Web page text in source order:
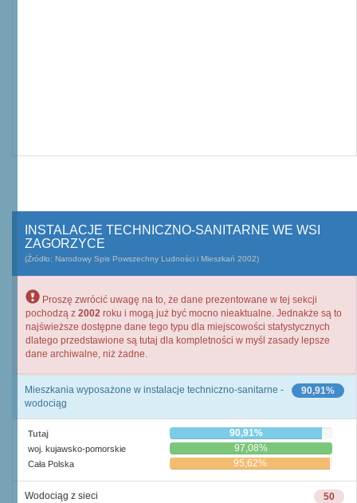
INSTALACJE TECHNICZNO-SANITARNE WE WSI
ZAGORZYCE
(Źródło: Narodowy Spis Powszechny Ludności i Mieszkań 2002)
Proszę zwrócić uwagę na to, że dane prezentowane w tej sekcji
pochodzą z 2002 roku i mogą już być mocno nieaktualne. Jednakże są to
najświeższe dostępne dane tego typu dla miejscowości statystycznych
dlatego przedstawione są tutaj dla kompletności w myśl zasady lepsze
dane archiwalne, niż żadne.
90,91%
Mieszkania wyposażone w instalacje techniczno-sanitarne -
wodociąg
Tutaj 90,91%
woj. kujawsko-pomorskie 97,08%
Cała Polska 95,62%
50
Wodociąg z sieci